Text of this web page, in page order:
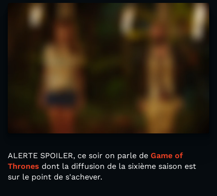
ALERTE SPOILER, ce soir on parle de Game of
Thrones dont la diffusion de la sixième saison est
sur le point de s'achever.